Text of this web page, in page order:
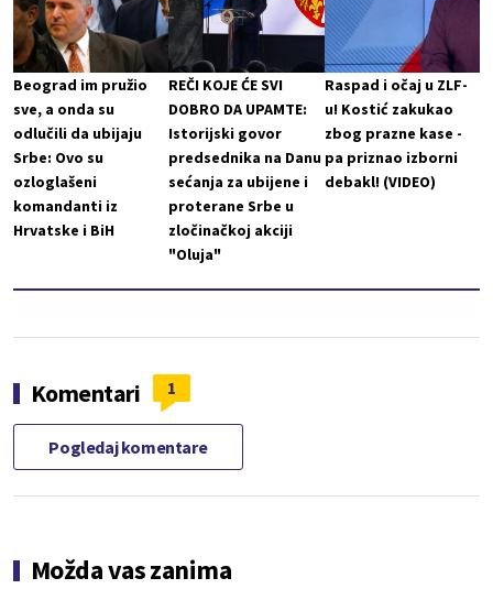
Beograd im pružio
sve, a onda su
odlučili da ubijaju
Srbe: Ovo su
ozloglašeni
komandanti iz
Hrvatske i BiH
REČI KOJE ĆE SVI
DOBRO DA UPAMTE:
Istorijski govor
predsednika na Danu
sećanja za ubijene i
proterane Srbe u
zločinačkoj akciji
"Oluja"
Raspad i očaj u ZLF-
u! Kostić zakukao
zbog prazne kase -
pa priznao izborni
debakl! (VIDEO)
Komentari 1
Pogledaj komentare
Možda vas zanima